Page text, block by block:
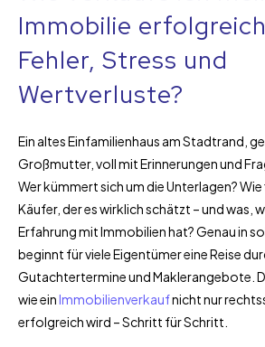
Immobilie
Fehler, Stress und
Wertverluste?
Ein altes Einfamilienhaus am Stadtrand,
Großmutter, voll mit Erinnerungen und
Wer kümmert sich um die Unterlagen?
Käufer, der es wirklich schätzt – und was,
Erfahrung mit Immobilien hat? Genau in
beginnt für viele Eigentümer eine Reise
Gutachtertermine und Maklerangebote.
wie einImmobilienverkaufnicht nur
erfolgreich wird – Schritt für Schritt.